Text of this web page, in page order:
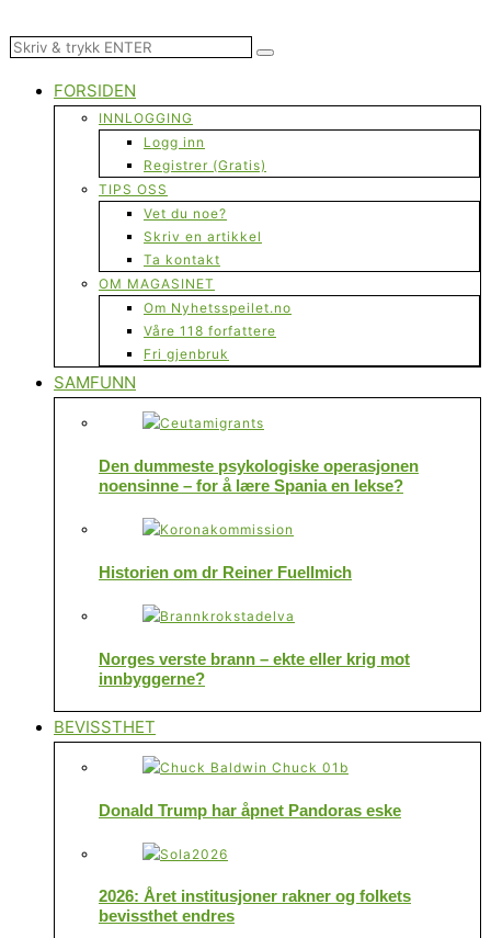
FORSIDEN
INNLOGGING
Logg inn
Registrer (Gratis)
TIPS OSS
Vet du noe?
Skriv en artikkel
Ta kontakt
OM MAGASINET
Om Nyhetsspeilet.no
Våre 118 forfattere
Fri gjenbruk
SAMFUNN
Den dummeste psykologiske operasjonen
noensinne – for å lære Spania en lekse?
Historien om dr Reiner Fuellmich
Norges verste brann – ekte eller krig mot
innbyggerne?
BEVISSTHET
Donald Trump har åpnet Pandoras eske
2026: Året institusjoner rakner og folkets
bevissthet endres